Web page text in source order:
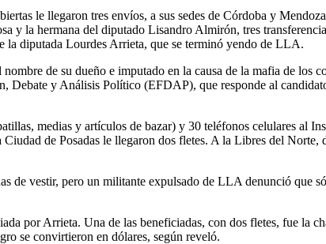
le llegaron tres envíos, a sus sedes de Córdoba y
la hermana del diputado Lisandro Almirón, tres
la diputada Lourdes Arrieta, que se terminó yendo de LLA.
de su dueño e imputado en la causa de la mafia de los
y Análisis Político (EFDAP), que responde al
medias y artículos de bazar) y 30 teléfonos celulares al
de Posadas le llegaron dos fletes. A la Libres del Norte,
de vestir, pero un militante expulsado de LLA denunció que
por Arrieta. Una de las beneficiadas, con dos fletes, fue la
se convirtieron en dólares, según reveló.